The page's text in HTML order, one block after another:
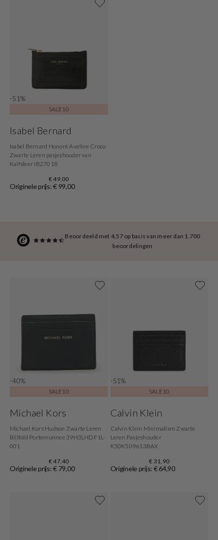
Beoordeeld met 4,57 op basis van meer dan 1.700
beoordelingen
-51%
SALE10
Isabel Bernard
Isabel Bernard Honoré Aveline Croco
Zwarte Leren pasjeshouder van
Kalfsleer IB27018
€ 49,00
Originele prijs: € 99,00
-40%
SALE10
Michael Kors
Michael Kors Hudson Zwarte Leren
Billfold Portemonnee 39H3LHDF1L-
001
€ 47,40
Originele prijs: € 79,00
-51%
SALE10
Calvin Klein
Calvin Klein Minimalism Zwarte
Leren Pasjeshouder
K50K509613BAX
€ 31,90
Originele prijs: € 64,90